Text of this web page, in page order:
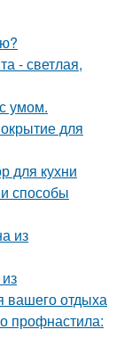
- светлая,
умом.
для
для кухни
способы
из
вашего отдыха
профнастила: